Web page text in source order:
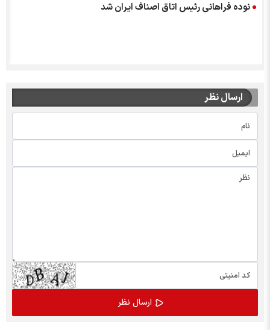
نوده فراهانی رئیس اتاق اصناف ایران شد
ارسال نظر